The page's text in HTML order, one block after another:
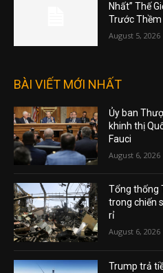
Nhất” Thế
Trước Thềm
August 5, 2026
BÀI VIẾT MỚI NHẤT
Ủy ban
khinh thị
Fauci
August 6, 2026
Tổng thống
trong chiến
rỉ
August 6, 2026
Trump trả